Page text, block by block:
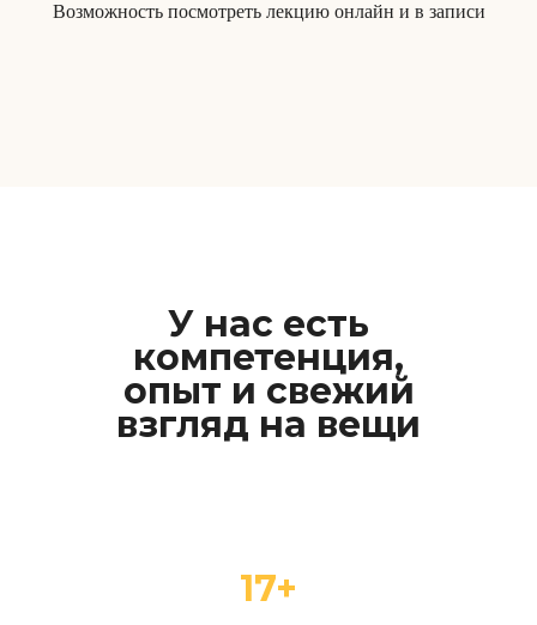
Возможность посмотреть лекцию онлайн и в записи
У нас есть
компетенция,
опыт и свежий
взгляд на вещи
17+